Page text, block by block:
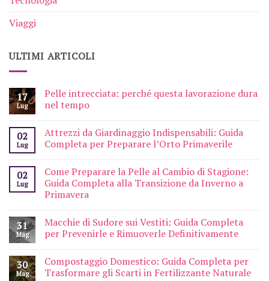
Viaggi
ULTIMI ARTICOLI
17
Lug
Pelle intrecciata: perché questa lavorazione dura
nel tempo
02
Lug
Attrezzi da Giardinaggio Indispensabili: Guida
Completa per Preparare l’Orto Primaverile
02
Lug
Come Preparare la Pelle al Cambio di Stagione:
Guida Completa alla Transizione da Inverno a
Primavera
31
Mag
Macchie di Sudore sui Vestiti: Guida Completa
per Prevenirle e Rimuoverle Definitivamente
30
Mag
Compostaggio Domestico: Guida Completa per
Trasformare gli Scarti in Fertilizzante Naturale